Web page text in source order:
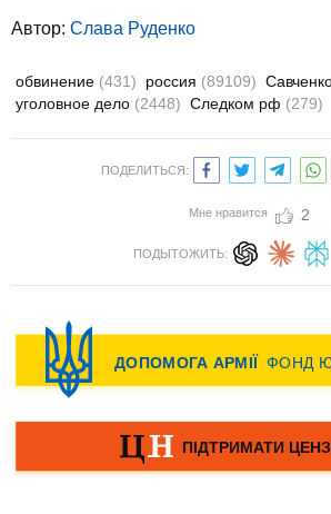
Автор: Слава Руденко
обвинение (431) россия (89109)
уголовное дело (2448) Следком рф (279)
ПОДЕЛИТЬСЯ:
Мне нравится 2
ПОДЫТОЖИТЬ: